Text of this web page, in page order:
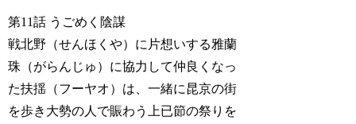
第11話 うごめく陰謀
戦北野（せんほくや）に片想いする雅蘭
珠（がらんじゅ）に協力して仲良くなっ
た扶揺（フーヤオ）は、一緒に昆京の街
を歩き大勢の人で賑わう上已節の祭りを